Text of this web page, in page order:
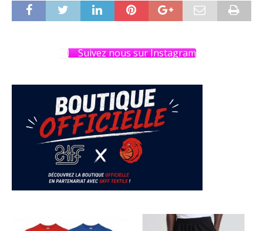
Suivez nous sur Instagram